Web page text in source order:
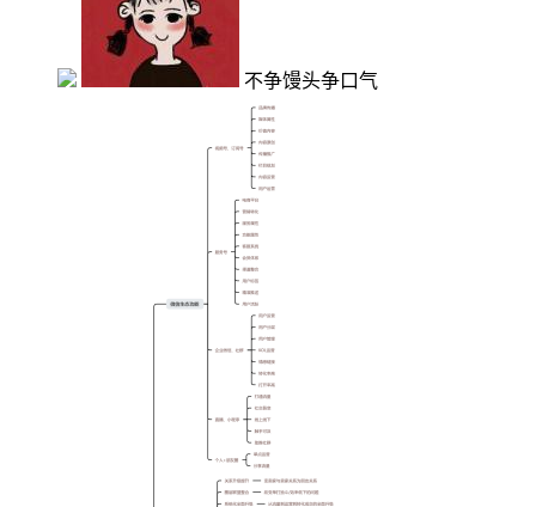
不争馒头争口气